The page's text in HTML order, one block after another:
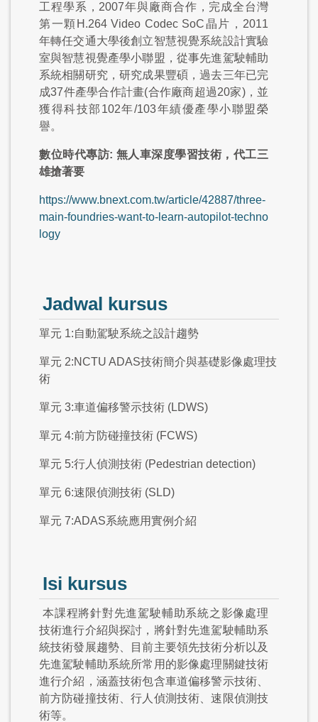
工程學系，2007年與廠商合作，完成全台灣
第一顆H.264 Video Codec SoC晶片，2011
年轉任交通大學後創立智慧視覺系統設計實驗
室與智慧視覺產學小聯盟，從事先進駕駛輔助
系統相關研究，研究成果豐碩，過去三年已完
成37件產學合作計畫(合作廠商超過20家)，並
獲得科技部102年/103年績優產學小聯盟榮
譽。
數位時代專訪: 無人車深度學習技術，代工三
雄搶著要
https://www.bnext.com.tw/article/42887/three-
main-foundries-want-to-learn-autopilot-techno
logy
Jadwal kursus
單元 1:自動駕駛系統之設計趨勢
單元 2:NCTU ADAS技術簡介與基礎影像處理技
術
單元 3:車道偏移警示技術 (LDWS)
單元 4:前方防碰撞技術 (FCWS)
單元 5:行人偵測技術 (Pedestrian detection)
單元 6:速限偵測技術 (SLD)
單元 7:ADAS系統應用實例介紹
Isi kursus
本課程將針對先進駕駛輔助系統之影像處理
技術進行介紹與探討，將針對先進駕駛輔助系
統技術發展趨勢、目前主要領先技術分析以及
先進駕駛輔助系統所常用的影像處理關鍵技術
進行介紹，涵蓋技術包含車道偏移警示技術、
前方防碰撞技術、行人偵測技術、速限偵測技
術等。